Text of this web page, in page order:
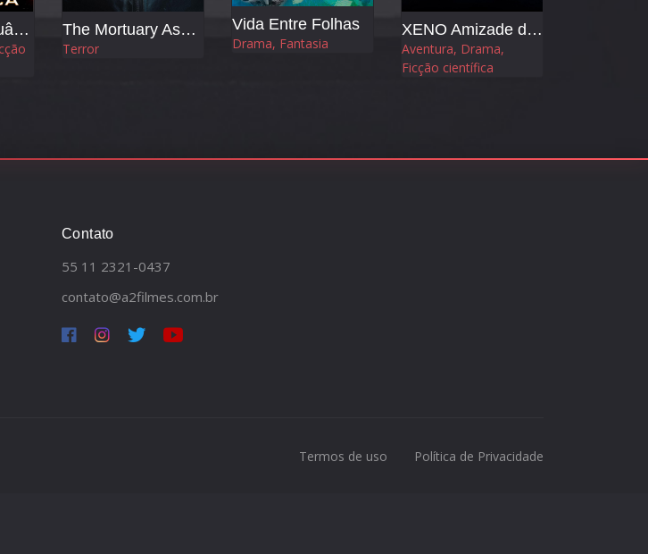
Supremacia Quântica The Mortuary Assistant
Terror
Vida Entre Folhas
Drama, Fantasia
XENO Amizade do Além
Aventura, Drama,
Ficção científica
Contato
55 11 2321-0437
contato@a2filmes.com.br
Termos de uso Política de Privacidade